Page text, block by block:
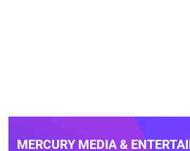
MERCURY MEDIA &